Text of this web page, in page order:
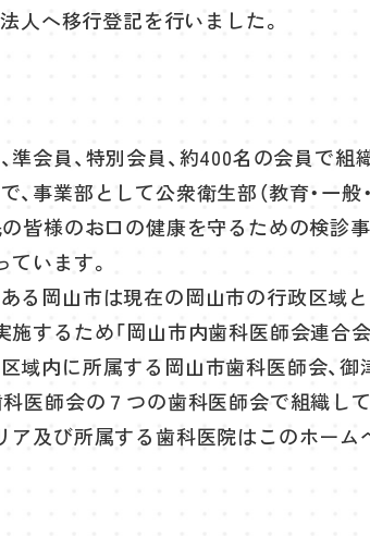
人へ移行登記を行いました。
会員、特別会員、約400名の会員で組
事業部として公衆衛生部（教育・一般・
皆様のお口の健康を守るための検診
います。
る岡山市は現在の岡山市の行政区域と
するため「岡山市内歯科医師会連合会
域内に所属する岡山市歯科医師会、
医師会の７つの歯科医師会で組織して
ア及び所属する歯科医院はこのホーム